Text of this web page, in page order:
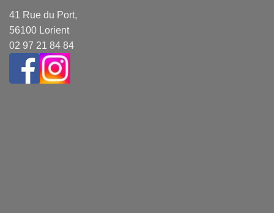
41 Rue du Port,
56100 Lorient
02 97 21 84 84